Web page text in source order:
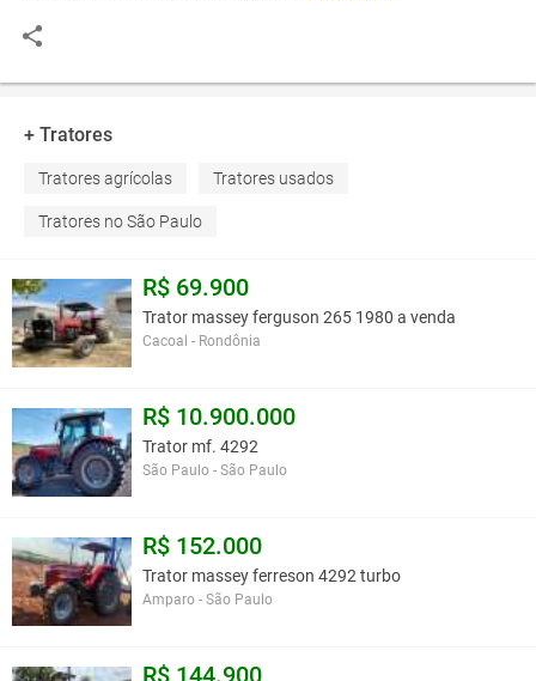
+ Tratores
Tratores agrícolas Tratores usados
Tratores no São Paulo
R$ 69.900
Trator massey ferguson 265 1980 a venda
Cacoal - Rondônia
R$ 10.900.000
Trator mf. 4292
São Paulo - São Paulo
R$ 152.000
Trator massey ferreson 4292 turbo
Amparo - São Paulo